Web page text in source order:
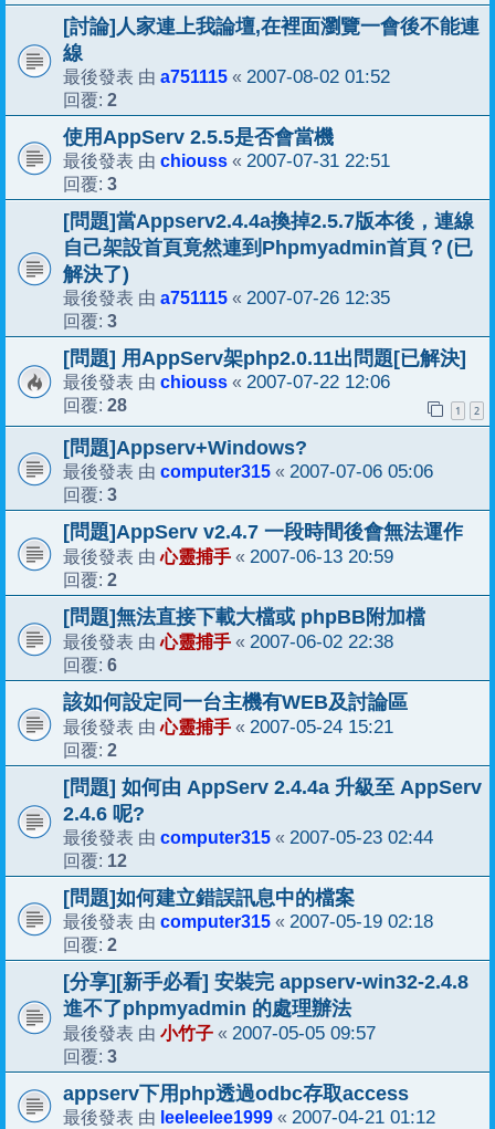
[討論]人家連上我論壇,在裡面瀏覽一會後不能連
線
最後發表 由 a751115 « 2007-08-02 01:52
回覆: 2
使用AppServ 2.5.5是否會當機
最後發表 由 chiouss « 2007-07-31 22:51
回覆: 3
[問題]當Appserv2.4.4a換掉2.5.7版本後，連線
自己架設首頁竟然連到Phpmyadmin首頁？(已
解決了)
最後發表 由 a751115 « 2007-07-26 12:35
回覆: 3
[問題] 用AppServ架php2.0.11出問題[已解決]
最後發表 由 chiouss « 2007-07-22 12:06
回覆: 28 1 2
[問題]Appserv+Windows?
最後發表 由 computer315 « 2007-07-06 05:06
回覆: 3
[問題]AppServ v2.4.7 一段時間後會無法運作
最後發表 由心靈捕手 « 2007-06-13 20:59
回覆: 2
[問題]無法直接下載大檔或 phpBB附加檔
最後發表 由心靈捕手 « 2007-06-02 22:38
回覆: 6
該如何設定同一台主機有WEB及討論區
最後發表 由心靈捕手 « 2007-05-24 15:21
回覆: 2
[問題] 如何由 AppServ 2.4.4a 升級至 AppServ
2.4.6 呢?
最後發表 由 computer315 « 2007-05-23 02:44
回覆: 12
[問題]如何建立錯誤訊息中的檔案
最後發表 由 computer315 « 2007-05-19 02:18
回覆: 2
[分享][新手必看] 安裝完 appserv-win32-2.4.8
進不了phpmyadmin 的處理辦法
最後發表 由 小竹子 « 2007-05-05 09:57
回覆: 3
appserv下用php透過odbc存取access
最後發表 由 leeleelee1999 « 2007-04-21 01:12